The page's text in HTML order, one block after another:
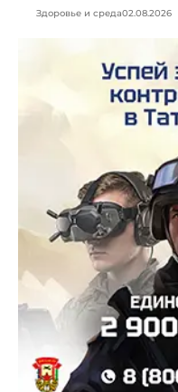
Здоровье и среда02.08.2026